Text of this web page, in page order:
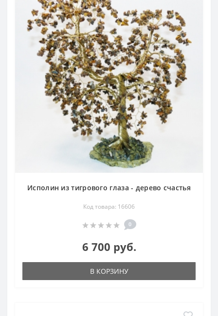
Исполин из тигрового глаза - дерево счастья
Код товара: 16606
0
6 700 руб.
В КОРЗИНУ